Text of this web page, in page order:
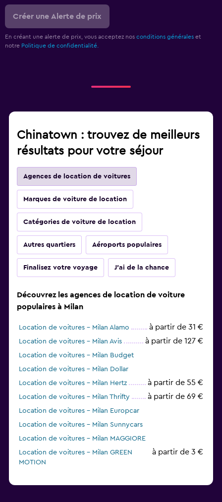
Créer une Alerte de prix
En créant une alerte de prix, vous acceptez nos conditions générales et
notre Politique de confidentialité.
Chinatown : trouvez de meilleurs
résultats pour votre séjour
Agences de location de voitures
Marques de voiture de location
Catégories de voiture de location
Autres quartiers Aéroports populaires
Finalisez votre voyage J'ai de la chance
Découvrez les agences de location de voiture
populaires à Milan
Location de voitures - Milan Alamo à partir de 31 €
Location de voitures - Milan Avis à partir de 127 €
Location de voitures - Milan Budget
Location de voitures - Milan Dollar
Location de voitures - Milan Hertz
à partir de 55 €
Location de voitures - Milan Thrifty à partir de 69 €
Location de voitures - Milan Europcar
Location de voitures - Milan Sunnycars
Location de voitures - Milan MAGGIORE
Location de voitures - Milan GREEN
MOTION
à partir de 3 €